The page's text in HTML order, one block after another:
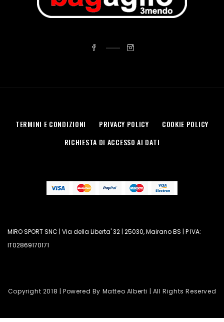
TERMINI E CONDIZIONI PRIVACY POLICY
COOKIE POLICY
RICHIESTA DI ACCESSO AI DATI
MIRO SPORT SNC | Via della Liberta' 32 | 25030, Mairano BS | P IVA:
IT02869170171
Copyright 2018 | Powered By Matteo Alberti | All Rights Reserved